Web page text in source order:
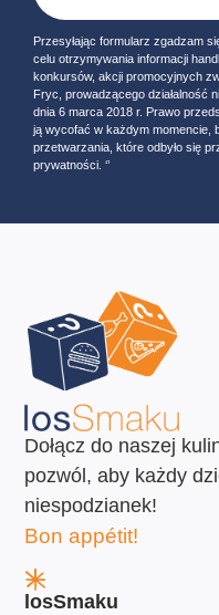
Przesyłając formularz zgadzam
celu otrzymywania informacji
konkursów, akcji promocyjnych
Fryc, prowadzącego działalność
dnia 6 marca 2018 r. Prawo
ją wycofać w każdym momencie,
przetwarzania, które odbyło się
prywatności. ‘’
Dołącz do naszej
pozwól, aby każdy
niespodzianek!
Bon appétit!
losSmaku